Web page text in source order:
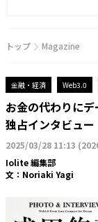
トップ Magazine
金融・経済 Web3.0
お金の代わりに
独占インタビュー
2025/03/28 11:13 (
Iolite 編集部
文： Noriaki Yagi